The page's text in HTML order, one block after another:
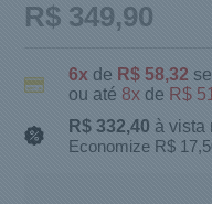
R$ 349,90
6x de R$ 58,32
ou até 8x de R$
R$ 332,40 à vista
Economize R$